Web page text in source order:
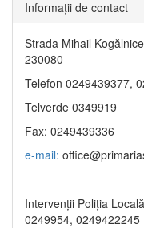
Informaţii de contact
Strada Mihail
230080
Telefon 0249439377,
Telverde 0349919
Fax: 0249439336
e-mail:
Intervenții Poliția
0249954, 0249422245